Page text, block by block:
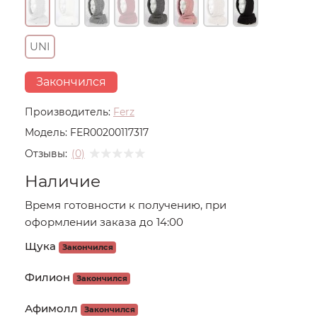
Производитель: Ferz
Модель: FER00200117317
Отзывы: (0)
UNI
Закончился
Наличие
Время готовности к получению, при
оформлении заказа до 14:00
Щука
Закончился
Филион Закончился
Афимолл Закончился